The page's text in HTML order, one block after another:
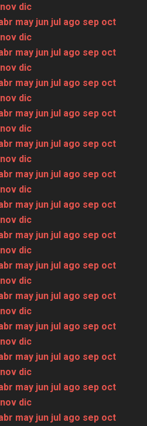
nov dic
may jun jul ago sep oct
nov dic
may jun jul ago sep oct
nov dic
may jun jul ago sep oct
nov dic
may jun jul ago sep oct
nov dic
may jun jul ago sep oct
nov dic
may jun jul ago sep oct
nov dic
may jun jul ago sep oct
nov dic
may jun jul ago sep oct
nov dic
may jun jul ago sep oct
nov dic
may jun jul ago sep oct
nov dic
may jun jul ago sep oct
nov dic
may jun jul ago sep oct
nov dic
may jun jul ago sep oct
nov dic
may jun jul ago sep oct